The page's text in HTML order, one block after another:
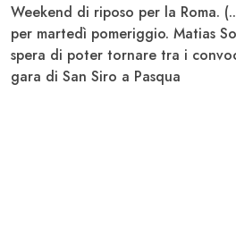
Weekend di riposo per la Roma.
per martedì pomeriggio. Matias
spera di poter tornare tra i
gara di San Siro a Pasqua